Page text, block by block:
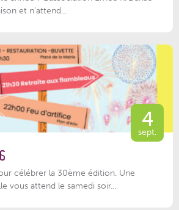
et n'attend...
4
sept.
célébrer la 30ème édition. Une
vous attend le samedi soir...